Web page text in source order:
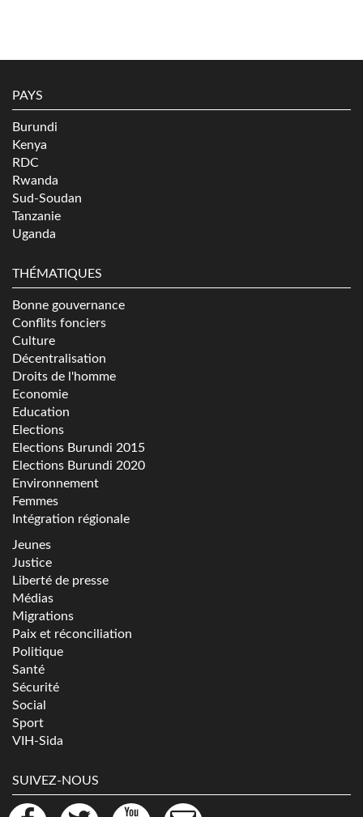
PAYS
Burundi
Kenya
RDC
Rwanda
Sud-Soudan
Tanzanie
Uganda
THÉMATIQUES
Bonne gouvernance
Conflits fonciers
Culture
Décentralisation
Droits de l'homme
Economie
Education
Elections
Elections Burundi 2015
Elections Burundi 2020
Environnement
Femmes
Intégration régionale
Jeunes
Justice
Liberté de presse
Médias
Migrations
Paix et réconciliation
Politique
Santé
Sécurité
Social
Sport
VIH-Sida
SUIVEZ-NOUS